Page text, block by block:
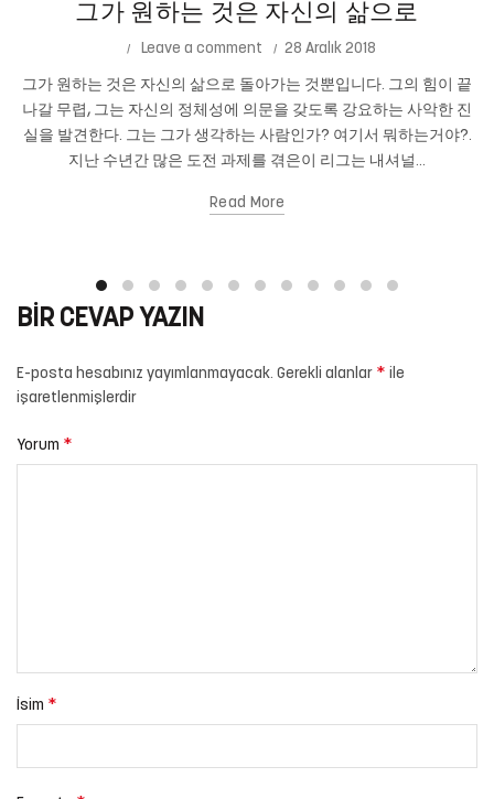
그가 원하는 것은 자신의 삶으로
Leave a comment 28 Aralık 2018
그가 원하는 것은 자신의 삶으로 돌아가는 것뿐입니다. 그의 힘이 끝
나갈 무렵, 그는 자신의 정체성에 의문을 갖도록 강요하는 사악한 진
실을 발견한다. 그는 그가 생각하는 사람인가? 여기서 뭐하는거야?.
지난 수년간 많은 도전 과제를 겪은이 리그는 내셔널...
Read More
BIR CEVAP YAZIN
E-posta hesabınız yayımlanmayacak. Gerekli alanlar * ile
işaretlenmişlerdir
Yorum *
İsim *